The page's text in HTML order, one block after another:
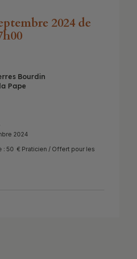
2024 de
Bourdin
Pape
2024
: 50 € Praticien / Offert pour les